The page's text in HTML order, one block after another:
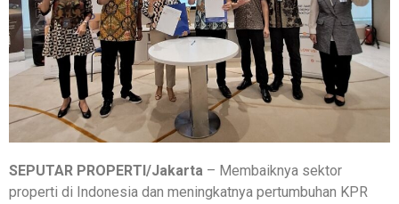
SEPUTAR PROPERTI/Jakarta – Membaiknya sektor
properti di Indonesia dan meningkatnya pertumbuhan KPR